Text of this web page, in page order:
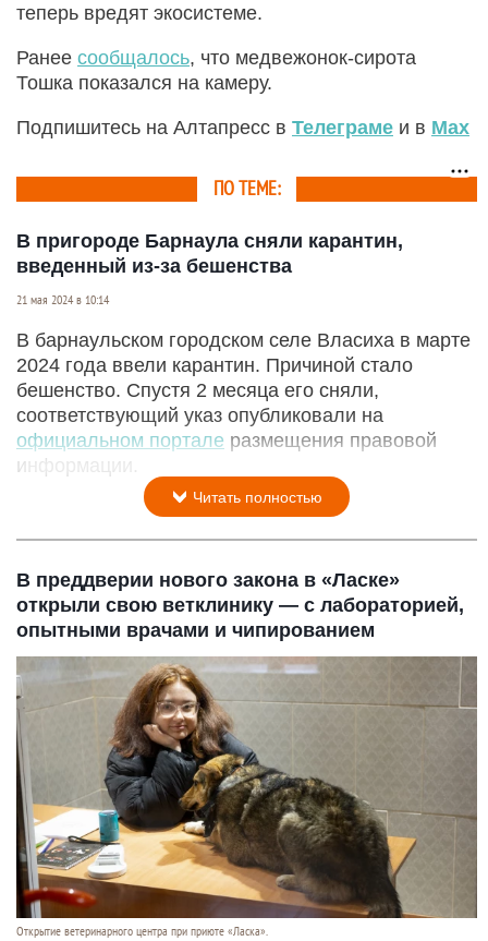
теперь вредят экосистеме.
Ранее сообщалось, что медвежонок-сирота
Тошка показался на камеру.
Подпишитесь на Алтапресс в Телеграме и в Max
ПО ТЕМЕ:
В пригороде Барнаула сняли карантин,
введенный из-за бешенства
21 мая 2024 в 10:14
В барнаульском городском селе Власиха в марте
2024 года ввели карантин. Причиной стало
бешенство. Спустя 2 месяца его сняли,
соответствующий указ опубликовали на
официальном портале размещения правовой
информации.
Читать полностью
В преддверии нового закона в «Ласке»
открыли свою ветклинику — с лабораторией,
опытными врачами и чипированием
Открытие ветеринарного центра при приюте «Ласка».